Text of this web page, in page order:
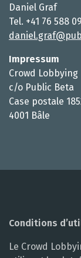
Daniel Graf
Tel. +41 76 588
Impressum
Crowd Lobbying
c/o Public Beta
Case postale
4001 Bâle
Conditions
Le Crowd